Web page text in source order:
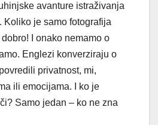
avanture istraživanja
. Koliko je samo fotografija
I onako nemamo o
Englezi konverziraju o
privatnost, mi,
ili emocijama. I ko je
Samo jedan – ko ne zna